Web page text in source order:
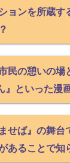
ョンを所蔵
民の憩いの場
といった漫
せば』の舞台
あることで